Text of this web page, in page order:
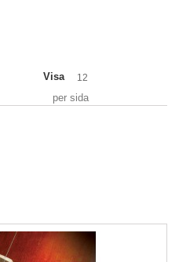
Visa 12
per sida